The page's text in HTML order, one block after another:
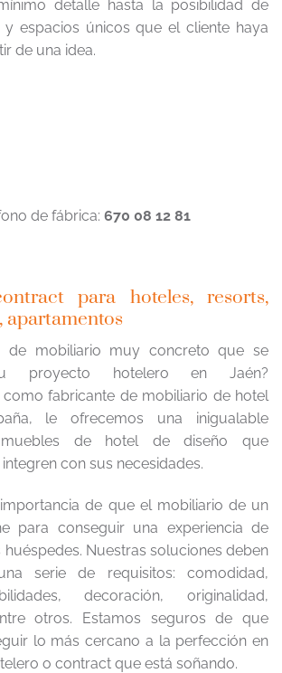
detalle hasta la posibilidad de
espacios únicos que el cliente haya
de una idea.
de fábrica: 670 08 12 81
para hoteles, resorts,
apartamentos
de mobiliario muy concreto que se
proyecto hotelero en Jaén?
fabricante de mobiliario de hotel
le ofrecemos una inigualable
de hotel de diseño que
con sus necesidades.
de que el mobiliario de un
para conseguir una experiencia de
Nuestras soluciones deben
serie de requisitos: comodidad,
decoración, originalidad,
otros. Estamos seguros de que
lo más cercano a la perfección en
o contract que está soñando.